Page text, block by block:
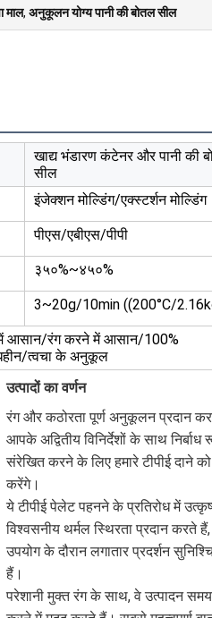
माल, अनुकूलन योग्य पानी की बोतल सील
खाद्य भंडारण कंटेनर और पानी की
सील
इंजेक्शन मोल्डिंग/एक्स्टर्शन मोल्डिंग
पीएस/एबीएस/पीपी
३५०%~४५०%
3~20g/10min ((200°C/
आसान/रंग करने में आसान/100%
त्वचा के अनुकूल
उत्पादों का वर्णन
रंग और कठोरता पूर्ण अनुकूलन प्रदान
आपके अद्वितीय विनिर्देशों के साथ
संरेखित करने के लिए हमारे टीपीई दाने
करेंगे।
ये टीपीई पेलेट पहनने के प्रतिरोध में
विश्वसनीय थर्मल स्थिरता प्रदान करते
उपयोग के दौरान लगातार प्रदर्शन
हैं।
परेशानी मुक्त रंग के साथ, वे उत्पादन